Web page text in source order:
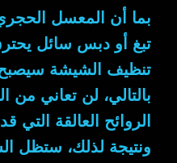
بما أن المعسل
تبغ أو دبس سائل
تنظيف الشيشة
بالتالي، لن تعاني من
الروائح العالقة
ونتيجة لذلك، ستظل